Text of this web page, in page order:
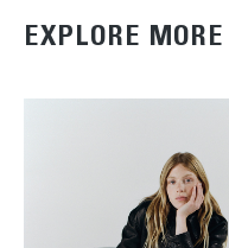
EXPLORE MORE